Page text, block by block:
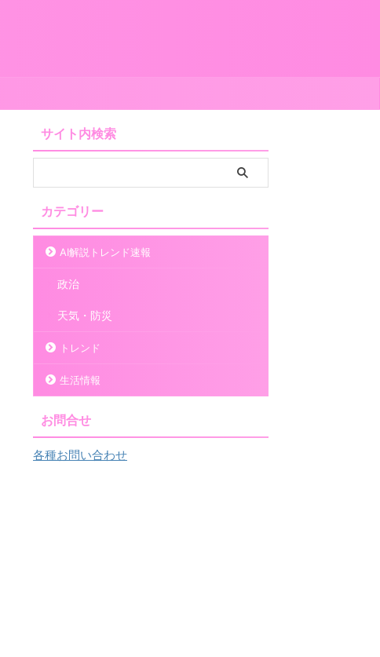
サイト内検索
カテゴリー
AI解説トレンド速報
政治
天気・防災
トレンド
生活情報
お問合せ
各種お問い合わせ